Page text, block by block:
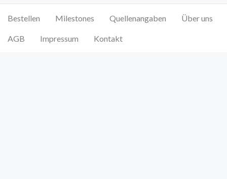
Bestellen Milestones Quellenangaben Über uns
AGB Impressum Kontakt